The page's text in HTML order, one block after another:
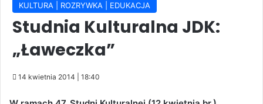
KULTURA | ROZRYWKA | EDUKACJA
Studnia Kulturalna JDK:
„Ławeczka”
14 kwietnia 2014 | 18:40